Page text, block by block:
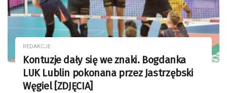
REDAKCJE
Kontuzje dały się we znaki. Bogdanka
LUK Lublin pokonana przez Jastrzębski
Węgiel [ZDJĘCIA]